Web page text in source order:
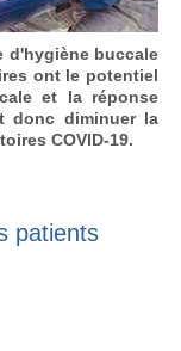
d'hygiène buccale
ont le potentiel
et la réponse
donc diminuer la
COVID-19.
patients